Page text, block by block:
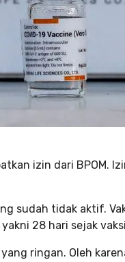
izin dari BPOM.
sudah tidak aktif.
28 hari sejak
ringan. Oleh